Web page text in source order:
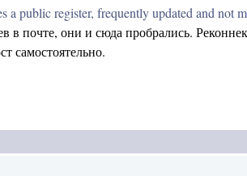
a public register, frequently updated and not
в почте, они и сюда пробрались.
самостоятельно.